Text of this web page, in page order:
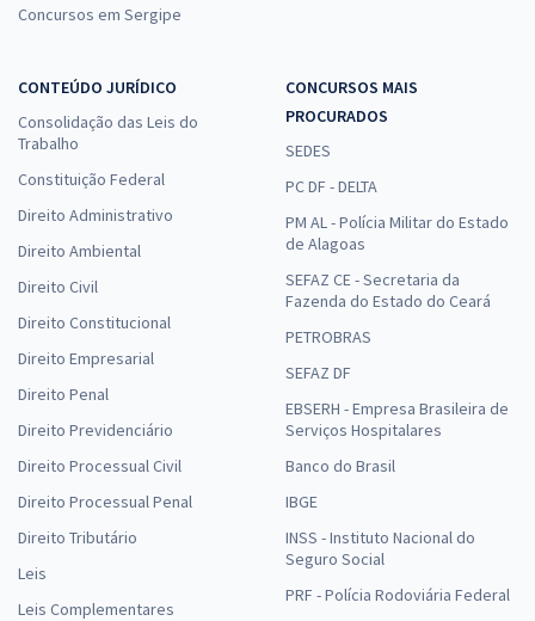
Concursos em Sergipe
CONTEÚDO JURÍDICO
Consolidação das Leis do
Trabalho
Constituição Federal
Direito Administrativo
Direito Ambiental
Direito Civil
Direito Constitucional
Direito Empresarial
Direito Penal
Direito Previdenciário
Direito Processual Civil
Direito Processual Penal
Direito Tributário
Leis
Leis Complementares
CONCURSOS MAIS
PROCURADOS
SEDES
PC DF - DELTA
PM AL - Polícia Militar do Estado
de Alagoas
SEFAZ CE - Secretaria da
Fazenda do Estado do Ceará
PETROBRAS
SEFAZ DF
EBSERH - Empresa Brasileira de
Serviços Hospitalares
Banco do Brasil
IBGE
INSS - Instituto Nacional do
Seguro Social
PRF - Polícia Rodoviária Federal